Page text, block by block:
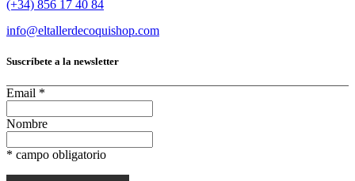
(+34) 856 17 40 84
info@eltallerdecoquishop.com
Suscríbete a la newsletter
Email *
Nombre
* campo obligatorio